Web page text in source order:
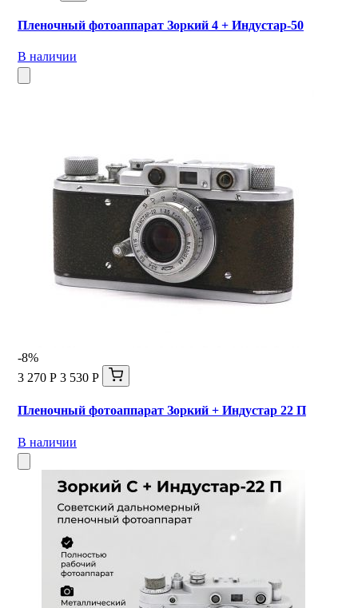
Пленочный фотоаппарат Зоркий 4 + Индустар-50
В наличии
-8%
3 270 Р 3 530 Р
Пленочный фотоаппарат Зоркий + Индустар 22 П
В наличии